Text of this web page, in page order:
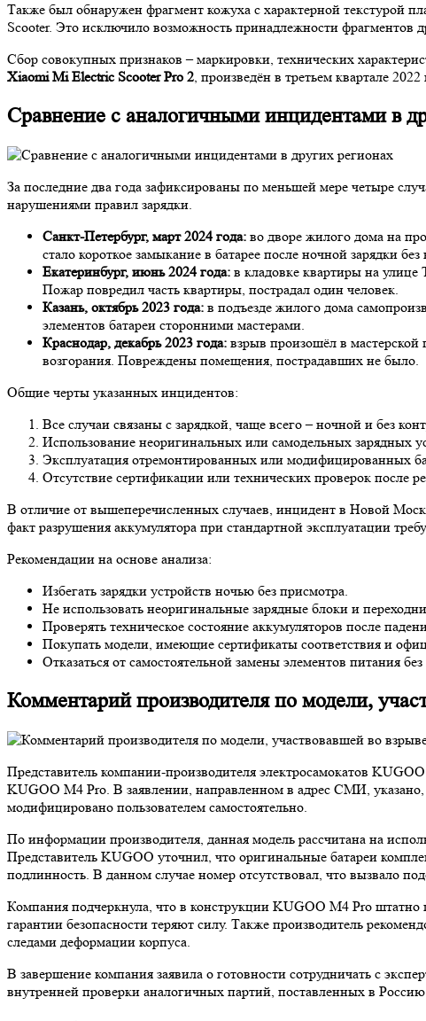
Также был обнаружен фрагмент кожуха с характерной текстурой
Scooter. Это исключило возможность принадлежности фрагментов
Сбор совокупных признаков – маркировки, технических
Xiaomi Mi Electric Scooter Pro 2, произведён в третьем квартале
Сравнение с аналогичными инцидентами в
За последние два года зафиксированы по меньшей мере четыре
нарушениями правил зарядки.
Санкт-Петербург, март 2024 года: во дворе жилого дома на
стало короткое замыкание в батарее после ночной зарядки
Екатеринбург, июнь 2024 года: в кладовке квартиры на улице
Пожар повредил часть квартиры, пострадал один человек.
Казань, октябрь 2023 года: в подъезде жилого дома
элементов батареи сторонними мастерами.
Краснодар, декабрь 2023 года: взрыв произошёл в
возгорания. Повреждены помещения, пострадавших не было.
Общие черты указанных инцидентов:
Все случаи связаны с зарядкой, чаще всего – ночной и без
Использование неоригинальных или самодельных зарядных
Эксплуатация отремонтированных или модифицированных
Отсутствие сертификации или технических проверок после
В отличие от вышеперечисленных случаев, инцидент в Новой
факт разрушения аккумулятора при стандартной эксплуатации
Рекомендации на основе анализа:
Избегать зарядки устройств ночью без присмотра.
Не использовать неоригинальные зарядные блоки и
Проверять техническое состояние аккумуляторов после
Покупать модели, имеющие сертификаты соответствия и
Отказаться от самостоятельной замены элементов питания
Комментарий производителя по модели,
Представитель компании-производителя электросамокатов
KUGOO M4 Pro. В заявлении, направленном в адрес СМИ,
модифицировано пользователем самостоятельно.
По информации производителя, данная модель рассчитана на
Представитель KUGOO уточнил, что оригинальные батареи
подлинность. В данном случае номер отсутствовал, что вызвало
Компания подчеркнула, что в конструкции KUGOO M4 Pro штатно
гарантии безопасности теряют силу. Также производитель
следами деформации корпуса.
В завершение компания заявила о готовности сотрудничать с
внутренней проверки аналогичных партий, поставленных в